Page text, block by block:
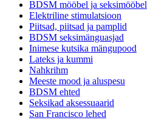
BDSM mööbel ja seksimööbel
Elektriline stimulatsioon
Piitsad, piitsad ja pamplid
BDSM seksimänguasjad
Inimese kutsika mängupood
Lateks ja kummi
Nahkrihm
Meeste mood ja aluspesu
BDSM ehted
Seksikad aksessuaarid
San Francisco lehed